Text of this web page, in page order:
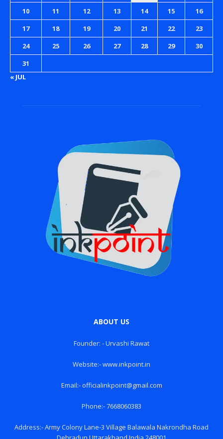
10
11 12 13 14 15
16
17
18 19 20 21 22
23
24
25 26 27 28 29
30
31
« JUL
ABOUT US
Founder: - Urvashi Rawat
Website:- www.inkpoint.in
Email:- officialinkpoint@gmail.com
Phone:- 7668060383
Address:- Army Colony Lane-3 Village Balawala Nakrondha Road